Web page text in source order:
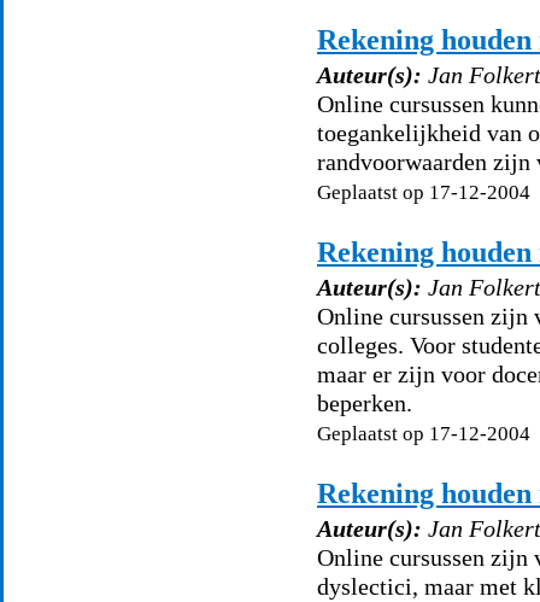
Rekening
Auteur(s): Jan
Online cursussen
toegankelijkheid van
randvoorwaarden zijn
Geplaatst op 17-12-2004
Rekening
Auteur(s): Jan
Online cursussen zijn
colleges. Voor
maar er zijn voor
beperken.
Geplaatst op 17-12-2004
Rekening
Auteur(s): Jan
Online cursussen zijn
dyslectici, maar met